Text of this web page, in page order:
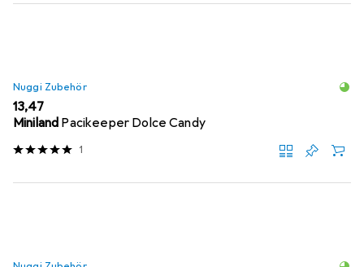
Nuggi Zubehör
EUR
13,47
Miniland Pacikeeper Dolce Candy
1